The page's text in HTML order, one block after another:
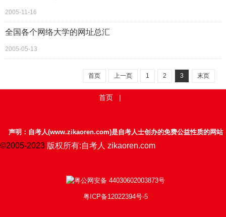
2005-11-16
全国各个网络大学的网址总汇
2005-05-13
首页 上一页 1 2 3 末页
首页 |
声明：自考人(www.zikaoren.com)是自考人士创办的免费公益性质的网站
©2005-2023 版权所有:自考人 zikaoren.com
粤公网安备 44030602003873号
粤ICP备12022394号-5